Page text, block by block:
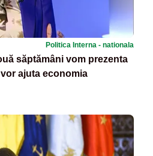
Politica Interna - nationala
săptămâni vom prezenta
ajuta economia